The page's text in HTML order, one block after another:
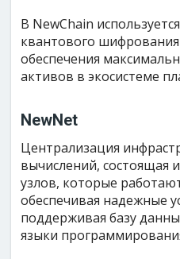
В NewChain
квантового шифрования
обеспечения
активов в экосистеме
NewNet
Централизация
вычислений, состоящая
узлов, которые
обеспечивая надежные
поддерживая базу
языки